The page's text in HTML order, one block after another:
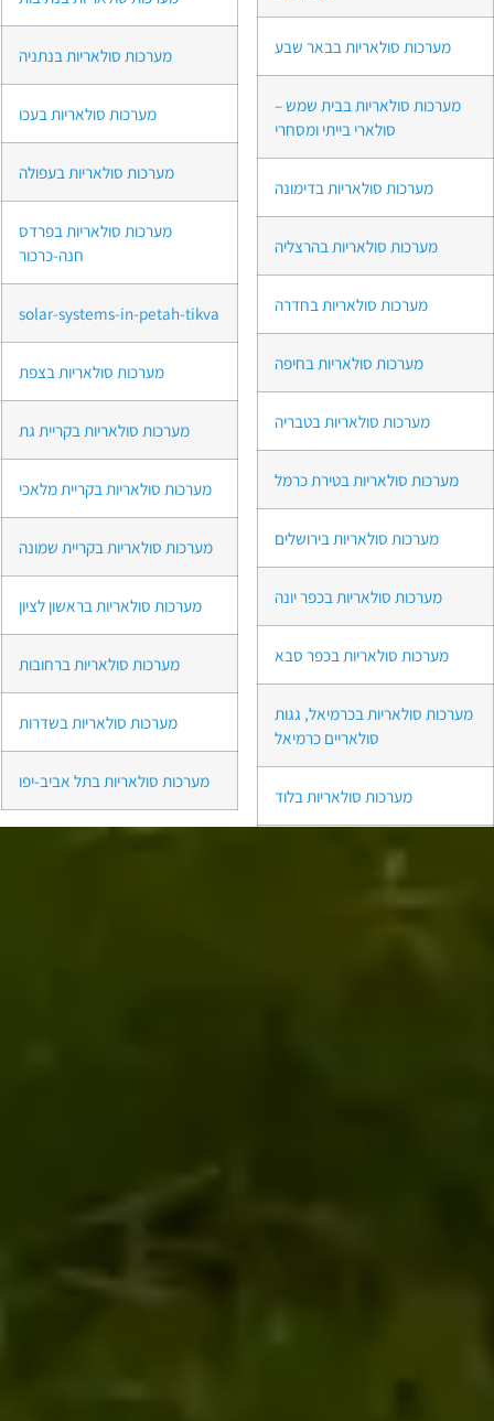
מערכות סולאריות בבאר שבע
מערכות סולאריות בבית שמש –
סולארי בייתי ומסחרי
מערכות סולאריות בדימונה
מערכות סולאריות בהרצליה
מערכות סולאריות בחדרה
מערכות סולאריות בחיפה
מערכות סולאריות בטבריה
מערכות סולאריות בטירת כרמל
מערכות סולאריות בירושלים
מערכות סולאריות בכפר יונה
מערכות סולאריות בכפר סבא
מערכות סולאריות בכרמיאל, גגות
סולאריים כרמיאל
מערכות סולאריות בלוד
מערכות סולאריות בנתניה
מערכות סולאריות בעכו
מערכות סולאריות בעפולה
מערכות סולאריות בפרדס
חנה-כרכור
solar-systems-in-petah-tikva
מערכות סולאריות בצפת
מערכות סולאריות בקריית גת
מערכות סולאריות בקריית מלאכי
מערכות סולאריות בקריית שמונה
מערכות סולאריות בראשון לציון
מערכות סולאריות ברחובות
מערכות סולאריות בשדרות
מערכות סולאריות בתל אביב-יפו